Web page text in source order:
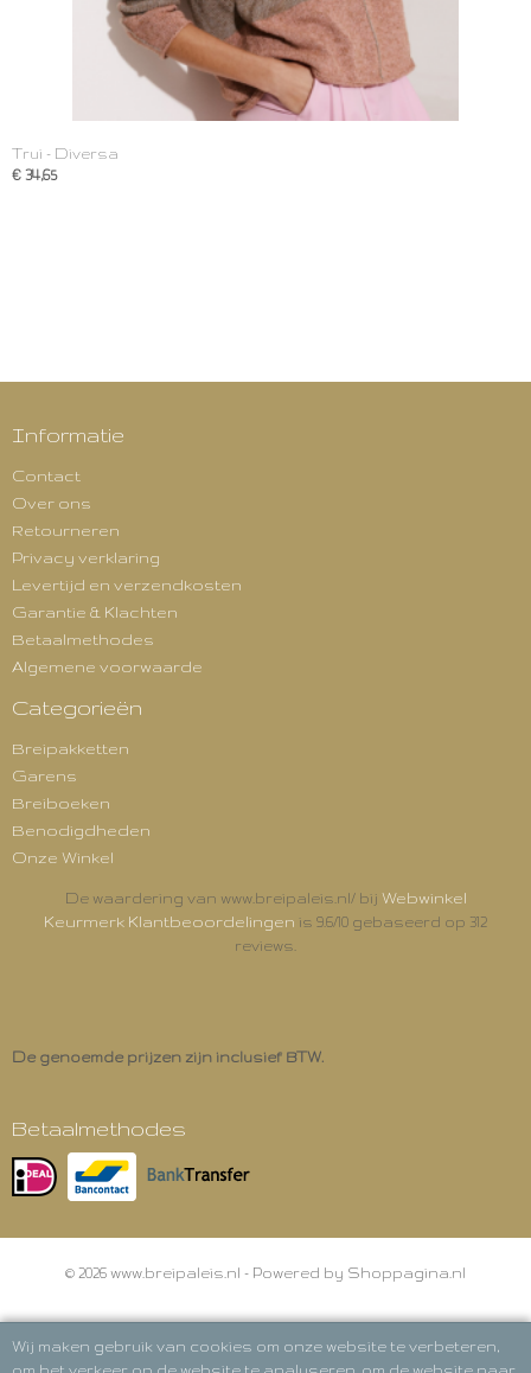
Trui - Diversa
€ 34,65
Informatie
Contact
Over ons
Retourneren
Privacy verklaring
Levertijd en verzendkosten
Garantie & Klachten
Betaalmethodes
Algemene voorwaarde
Categorieën
Breipakketten
Garens
Breiboeken
Benodigdheden
Onze Winkel
De waardering van www.breipaleis.nl/ bij Webwinkel
Keurmerk Klantbeoordelingen is 9.6/10 gebaseerd op 312
reviews.
De genoemde prijzen zijn inclusief BTW.
Betaalmethodes
© 2026 www.breipaleis.nl - Powered by Shoppagina.nl
Wij maken gebruik van cookies om onze website te verbeteren,